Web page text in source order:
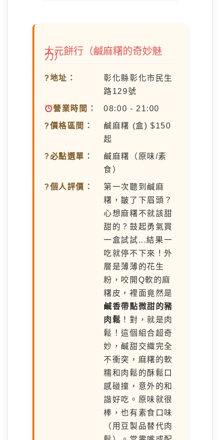
大元餅行（鹹麻糬的奇妙魅
力）
?地址：
彰化縣彰化市民生
路129號
營業時間： 08:00 - 21:00
?價格區間：
鹹麻糬 (盒) $150
起
?必點選單：
鹹麻糬（原味/素
食）
?個人評價：
第一次聽到鹹麻
糬，皺了下眉頭？
心想麻糬不就該甜
甜的？鼓起勇氣買
一盒試試...結果一
吃就停不下來！外
層是薄薄的花生
粉，咬開Q軟的麻
糬皮，裡面竟然是
鹹香帶點微甜的豬
肉鬆 ！對，就是肉
鬆！這個組合超奇
妙，鹹甜交織完全
不衝突，麻糬的軟
糯和肉鬆的酥鬆口
感碰撞，意外的和
諧好吃。原味就很
棒，也有素食口味
（用豆製品替代肉